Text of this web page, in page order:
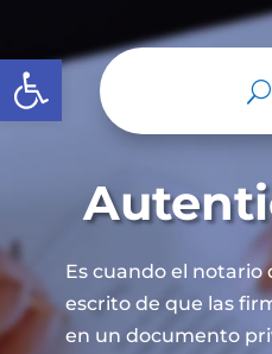
Abrir barra de herramientas
Es cuando el notario
escrito de que las
en un documento